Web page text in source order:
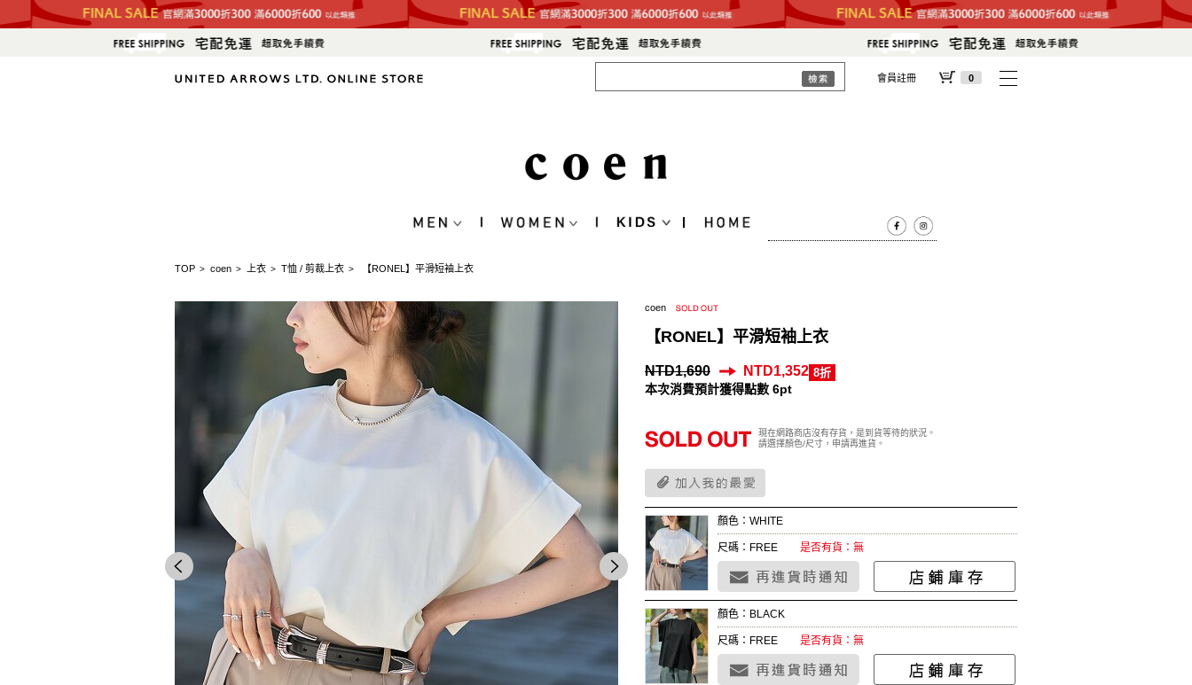
會員註冊 0
TOP > coen > 上衣 > T恤 / 剪裁上衣 > 【RONEL】平滑短袖上衣
coen
【RONEL】平滑短袖上衣
NTD1,690 NTD1,352 8折
本次消費預計獲得點數 6pt
現在網路商店沒有存貨，是到貨等待的狀況。
請選擇顏色/尺寸，申請再進貨。
顏色：WHITE
尺碼：FREE 是否有貨：無
顏色：BLACK
尺碼：FREE 是否有貨：無